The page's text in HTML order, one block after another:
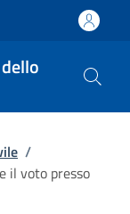
/
il voto presso